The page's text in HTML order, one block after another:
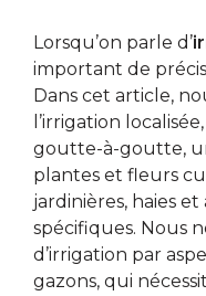
Lorsqu’on parle d’
important de
Dans cet article,
l’irrigation
goutte-à-goutte,
plantes et fleurs
jardinières, haies
spécifiques. Nous
d’irrigation par
gazons, qui